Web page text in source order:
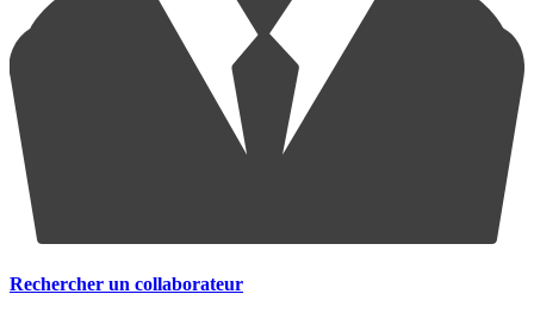
Rechercher un collaborateur